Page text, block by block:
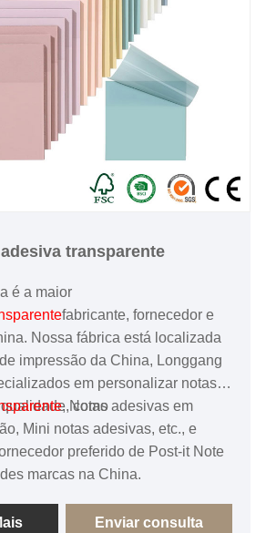
transparente
é a maior
fabricante, fornecedor e
Nossa fábrica está localizada
impressão da China, Longgang
em personalizar notas
como
, Notas adesivas em
Mini notas adesivas, etc., e
preferido de Post-it Note
marcas na China.
Enviar consulta